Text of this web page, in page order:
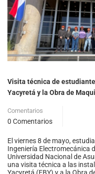
Visita técnica de
Yacyretá y la Obra de
Comentarios
0 Comentarios
El viernes 8 de mayo,
Ingeniería Electromecánica
Universidad Nacional de
una visita técnica a las